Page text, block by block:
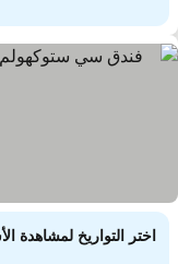
اختر التواريخ لمشاهدة